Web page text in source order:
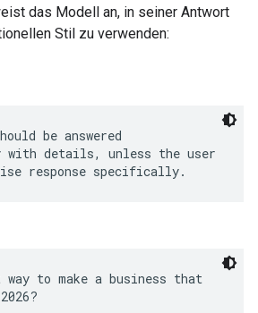
das Modell an, in seiner Antwort
Stil zu verwenden:
be answered
with details, unless the user
way to make a business that